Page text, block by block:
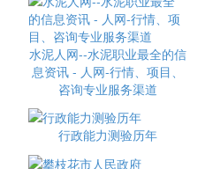
水泥人网--水泥职业最全的信
息资讯 - 人网-行情、项目、
咨询专业服务渠道
行政能力测验历年